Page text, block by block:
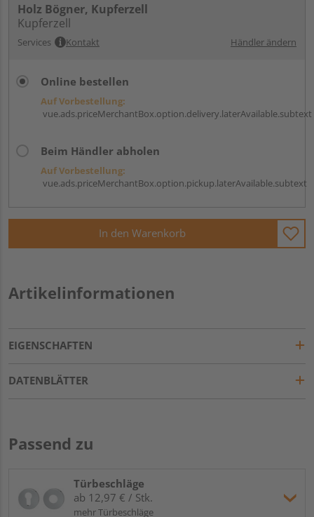
Holz Bögner, Kupferzell
Kupferzell
Services Kontakt Händler ändern
Online bestellen
Auf Vorbestellung:
vue.ads.priceMerchantBox.option.delivery.laterAvailable.subtext
Beim Händler abholen
Auf Vorbestellung:
vue.ads.priceMerchantBox.option.pickup.laterAvailable.subtext
In den Warenkorb
Artikelinformationen
EIGENSCHAFTEN
DATENBLÄTTER
Passend zu
Türbeschläge
ab 12,97 € / Stk.
mehr Türbeschläge